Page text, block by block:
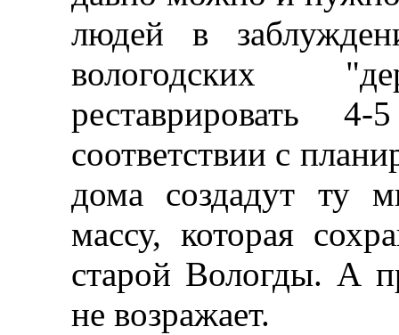
людей в
вологодских
соответствии с
дома создадут ту
массу, которая
старой Вологды. А
не возражает.